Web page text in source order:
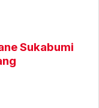
Sukabumi